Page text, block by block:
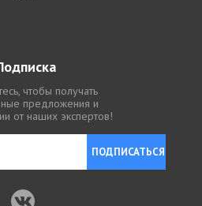
чтобы получать
предложения и
от наших экспертов!
ПОДПИСАТЬСЯ